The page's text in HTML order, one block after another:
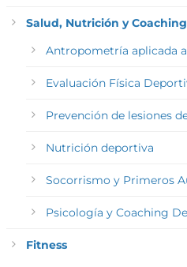
Salud, Nutrición y Coaching
Antropometría aplicada
Evaluación Física
Prevención de lesiones
Nutrición deportiva
Socorrismo y Primeros
Psicología y Coaching
Fitness